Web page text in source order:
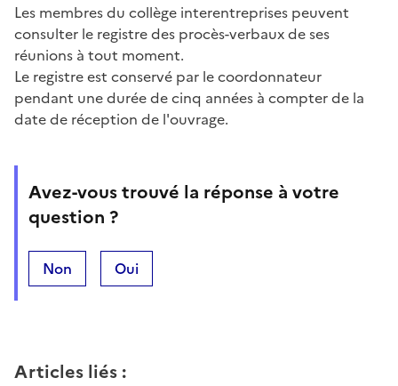
Les membres du collège interentreprises peuvent
consulter le registre des procès-verbaux de ses
réunions à tout moment.
Le registre est conservé par le coordonnateur
pendant une durée de cinq années à compter de la
date de réception de l'ouvrage.
Avez-vous trouvé la réponse à votre
question ?
Non Oui
Articles liés :